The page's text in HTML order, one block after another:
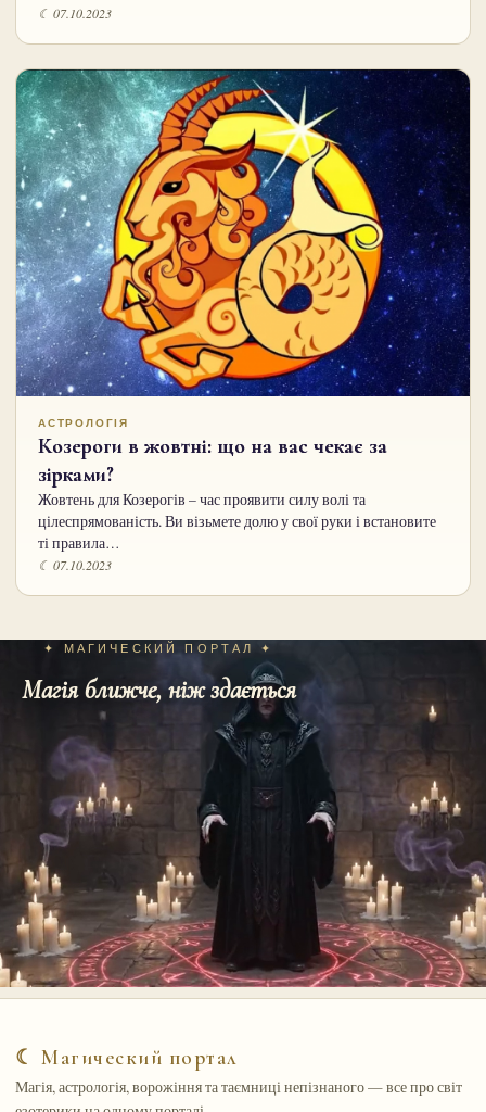
☾ 07.10.2023
АСТРОЛОГІЯ
Козероги в жовтні: що на вас чекає за
зірками?
Жовтень для Козерогів – час проявити силу волі та
цілеспрямованість. Ви візьмете долю у свої руки і встановите
ті правила…
☾ 07.10.2023
✦ МАГИЧЕСКИЙ ПОРТАЛ ✦
Магія ближче, ніж здається
☾ Магический портал
Магія, астрологія, ворожіння та таємниці непізнаного — все про світ